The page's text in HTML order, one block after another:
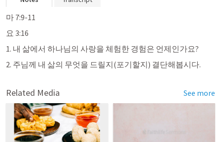
마 7:9-11
요 3:16
1. 내 삶에서 하나님의 사랑을 체험한 경험은 언제인가요?
2. 주님께 내 삶의 무엇을 드릴지(포기할지) 결단해봅시다.
Related Media See more